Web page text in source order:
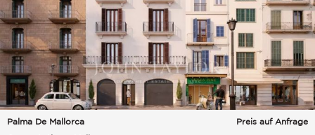
Palma De Mallorca
Preis auf Anfrage